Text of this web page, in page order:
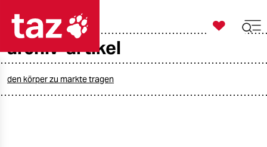
taz zahl ich

taz zahl ich
archiv-artikel
den körper zu markte tragen